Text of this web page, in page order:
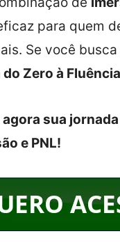
para quem
Se você
Zero à Fluência
agora sua
e PNL!